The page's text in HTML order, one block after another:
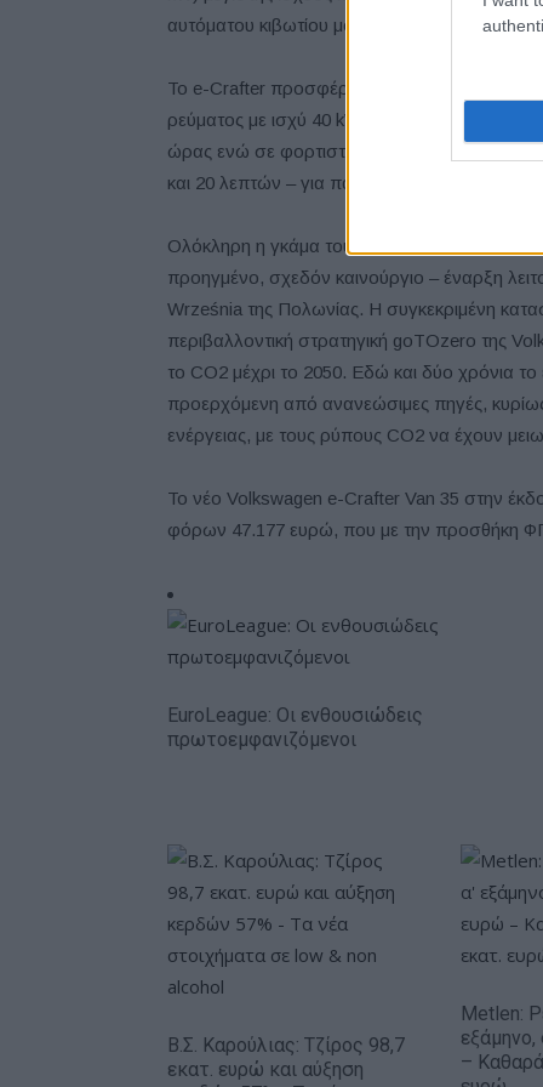
αυτόματου κιβωτίου μονής σχέσης
Το e-Crafter προσφέρει μεγάλη ευκολία
ρεύματος με ισχύ 40 kW, η μπαταρία του
ώρας ενώ σε φορτιστή εναλλασσόμενου
και 20 λεπτών – για παράδειγμα κατά τη
Ολόκληρη η γκάμα του Crafter, ανάμεσά τους
προηγμένο, σχεδόν καινούργιο – έναρξη
Września της Πολωνίας. Η συγκεκριμένη
περιβαλλοντική στρατηγική goTOzero της
το CO2 μέχρι το 2050. Εδώ και δύο χρόνια
προερχόμενη από ανανεώσιμες πηγές,
ενέργειας, με τους ρύπους CO2 να έχουν
Το νέο Volkswagen e-Crafter Van 35 στην
φόρων 47.177 ευρώ, που με την προσθήκη
EuroLeague: Οι ενθουσιώδεις
πρωτοεμφανιζόμενοι
Β.Σ. Καρούλιας: Τζίρος 98,7
εκατ. ευρώ και αύξηση
Metlen:
–